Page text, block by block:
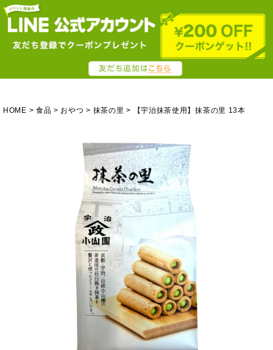
HOME 食品 おやつ 抹茶の里 【宇治抹茶使用】抹茶の里 13本